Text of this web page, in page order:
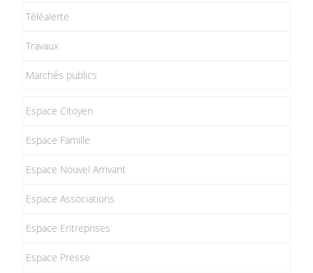
Téléalerte
Travaux
Marchés publics
Espace Citoyen
Espace Famille
Espace Nouvel Arrivant
Espace Associations
Espace Entreprises
Espace Presse